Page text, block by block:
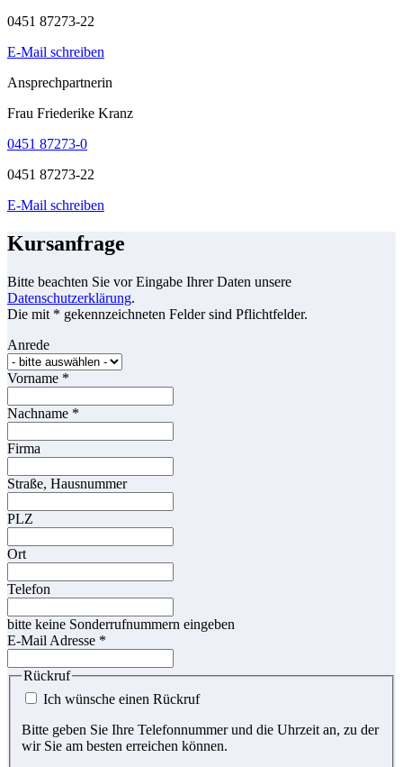
0451 87273-22
E-Mail schreiben
Ansprechpartnerin
Frau Friederike Kranz
0451 87273-0
0451 87273-22
E-Mail schreiben
Kursanfrage
Bitte beachten Sie vor Eingabe Ihrer Daten unsere
Datenschutzerklärung.
Die mit * gekennzeichneten Felder sind Pflichtfelder.
Anrede
Vorname *
Nachname *
Firma
Straße, Hausnummer
PLZ
Ort
Telefon
bitte keine Sonderrufnummern eingeben
E-Mail Adresse *
Rückruf
Ich wünsche einen Rückruf
Bitte geben Sie Ihre Telefonnummer und die Uhrzeit an, zu der
wir Sie am besten erreichen können.